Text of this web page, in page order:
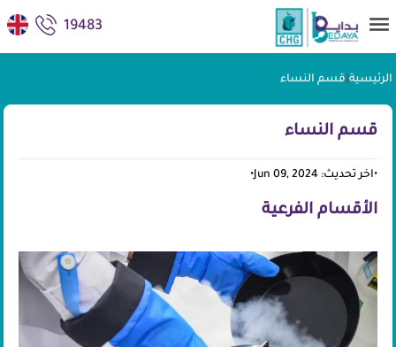
الرئيسية قسم النساء
قسم النساء
•اخر تحديث: Jun 09, 2024 •
الأقسام الفرعية
19483